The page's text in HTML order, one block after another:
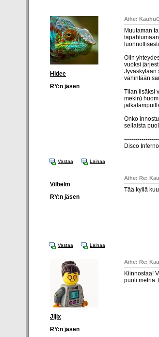
Hidee
RY:n jäsen
Aihe:
Muutaman
Olin
vuoksi
Jyväskylään
vähintään
Tilan lisäksi
mekin)
Onko
sellaista
Disco Inferno
Vastaa Lainaa
Vilhelm
RY:n jäsen
Aihe: Re:
Tää kyllä
Vastaa Lainaa
Jijix
RY:n jäsen
Aihe: Re:
Kiinnostaa!
puoli metriä.